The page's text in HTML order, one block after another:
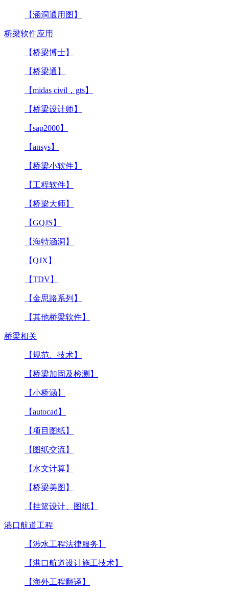
【涵洞通用图】
桥梁软件应用
【桥梁博士】
【桥梁通】
【midas civil，gts】
【桥梁设计师】
【sap2000】
【ansys】
【桥梁小软件】
【工程软件】
【桥梁大师】
【GQJS】
【海特涵洞】
【QJX】
【TDV】
【金思路系列】
【其他桥梁软件】
桥梁相关
【规范、技术】
【桥梁加固及检测】
【小桥涵】
【autocad】
【项目图纸】
【图纸交流】
【水文计算】
【桥梁美图】
【挂篮设计、图纸】
港口航道工程
【涉水工程法律服务】
【港口航道设计施工技术】
【海外工程翻译】